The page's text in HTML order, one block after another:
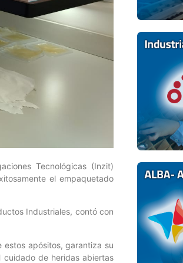
Tecnológicas (Inzit)
el empaquetado
Industriales, contó con
apósitos, garantiza su
de heridas abiertas